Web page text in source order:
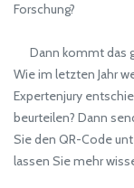
Forschung?
Dann kommt das
Wie im letzten Jahr
Expertenjury
beurteilen? Dann
Sie den QR-Code
lassen Sie mehr